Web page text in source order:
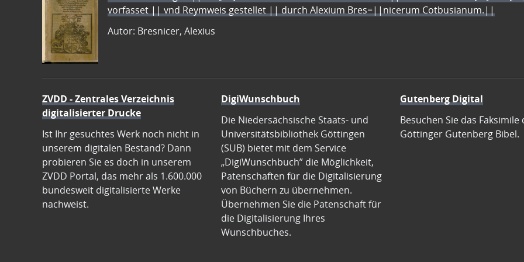
vorfasset || vnd Reymweis gestellet || durch Alexium Bres=||nicerum Cotbusianum.||
Autor: Bresnicer, Alexius
ZVDD - Zentrales Verzeichnis
digitalisierter Drucke
Ist Ihr gesuchtes Werk noch nicht in
unserem digitalen Bestand? Dann
probieren Sie es doch in unserem
ZVDD Portal, das mehr als 1.600.000
bundesweit digitalisierte Werke
nachweist.
DigiWunschbuch
Die Niedersächsische Staats- und
Universitätsbibliothek Göttingen
(SUB) bietet mit dem Service
„DigiWunschbuch” die Möglichkeit,
Patenschaften für die Digitalisierung
von Büchern zu übernehmen.
Übernehmen Sie die Patenschaft für
die Digitalisierung Ihres
Wunschbuches.
Gutenberg Digital
Besuchen Sie das Faksimile
Göttinger Gutenberg Bibel.